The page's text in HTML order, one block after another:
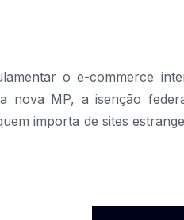
o e-commerce
nova MP, a isenção
importa de sites